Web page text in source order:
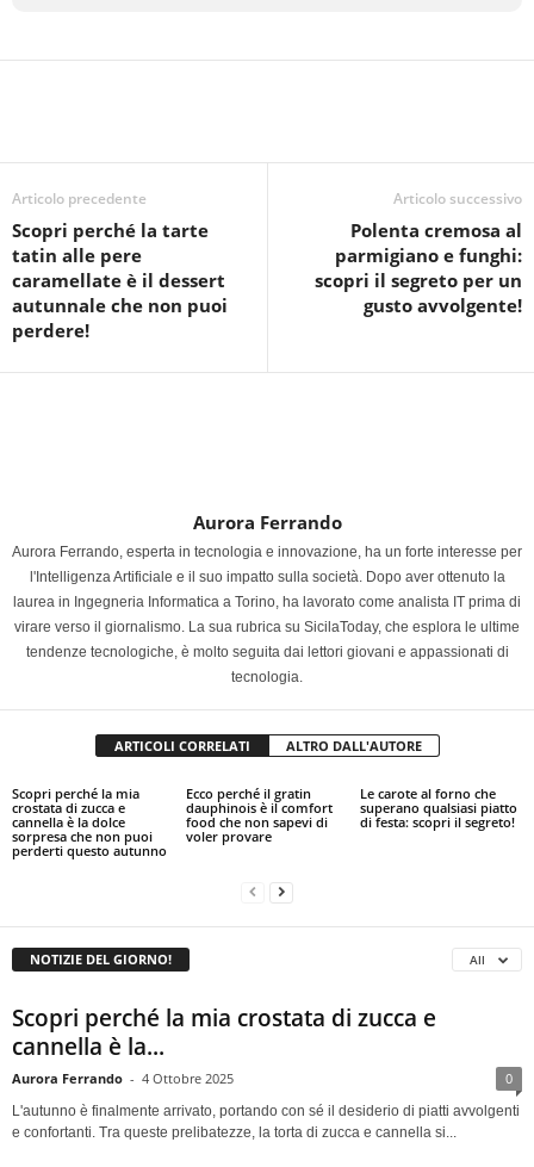
Articolo precedente
Scopri perché la tarte
tatin alle pere
caramellate è il dessert
autunnale che non puoi
perdere!
Articolo successivo
Polenta cremosa al
parmigiano e funghi:
scopri il segreto per un
gusto avvolgente!
Aurora Ferrando
Aurora Ferrando, esperta in tecnologia e innovazione, ha un forte interesse per
l'Intelligenza Artificiale e il suo impatto sulla società. Dopo aver ottenuto la
laurea in Ingegneria Informatica a Torino, ha lavorato come analista IT prima di
virare verso il giornalismo. La sua rubrica su SicilaToday, che esplora le ultime
tendenze tecnologiche, è molto seguita dai lettori giovani e appassionati di
tecnologia.
ARTICOLI CORRELATI ALTRO DALL'AUTORE
Scopri perché la mia
crostata di zucca e
cannella è la dolce
sorpresa che non puoi
perderti questo autunno
Ecco perché il gratin
dauphinois è il comfort
food che non sapevi di
voler provare
Le carote al forno che
superano qualsiasi piatto
di festa: scopri il segreto!
NOTIZIE DEL GIORNO! All
Scopri perché la mia crostata di zucca e
cannella è la...
Aurora Ferrando - 4 Ottobre 2025 0
L'autunno è finalmente arrivato, portando con sé il desiderio di piatti avvolgenti
e confortanti. Tra queste prelibatezze, la torta di zucca e cannella si...